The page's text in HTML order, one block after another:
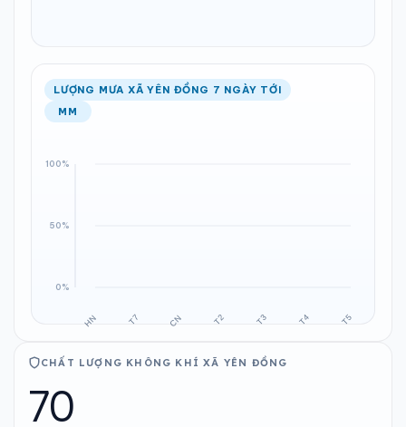
LƯỢNG MƯA XÃ YÊN ĐỒNG 7 NGÀY TỚI
MM
CHẤT LƯỢNG KHÔNG KHÍ XÃ YÊN ĐỒNG
70